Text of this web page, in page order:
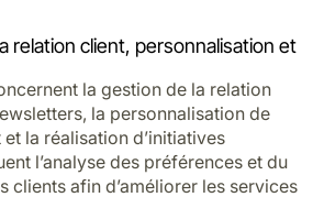
client, personnalisation et
la gestion de la relation
la personnalisation de
et la réalisation d’initiatives
l’analyse des préférences et du
clients afin d’améliorer les services